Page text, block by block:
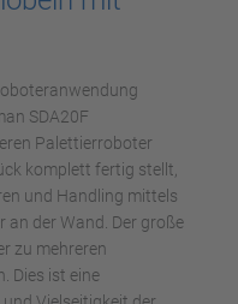
SDA20F
Palettierroboter
komplett fertig stellt,
und Handling mittels
der Wand. Der große
zu mehreren
Dies ist eine